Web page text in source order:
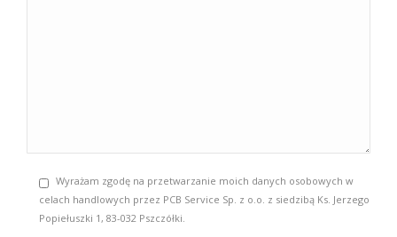
Wyrażam zgodę na przetwarzanie moich danych osobowych w
celach handlowych przez PCB Service Sp. z o.o. z siedzibą Ks. Jerzego
Popiełuszki 1, 83-032 Pszczółki.